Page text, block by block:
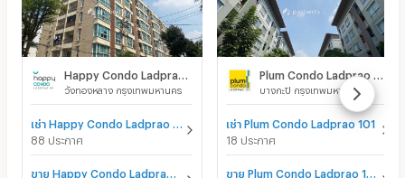
วังทองหลาง กรุงเทพมหานคร
88 ประกาศ
ขาย Happy Condo Ladprao 101
บางกะปิ กรุงเทพมหานคร
เช่า Plum Condo Ladprao 101
18 ประกาศ
ขาย Plum Condo Ladprao 101